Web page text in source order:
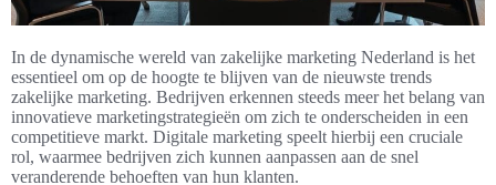
In de dynamische wereld van zakelijke marketing Nederland is het
essentieel om op de hoogte te blijven van de nieuwste trends
zakelijke marketing. Bedrijven erkennen steeds meer het belang van
innovatieve marketingstrategieën om zich te onderscheiden in een
competitieve markt. Digitale marketing speelt hierbij een cruciale
rol, waarmee bedrijven zich kunnen aanpassen aan de snel
veranderende behoeften van hun klanten.